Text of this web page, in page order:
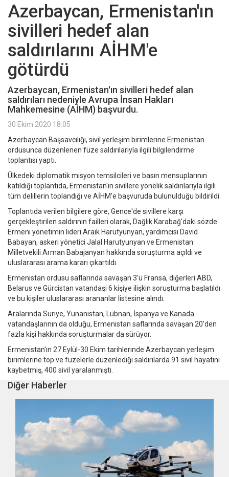
Azerbaycan, Ermenistan'ın
sivilleri hedef alan
saldırılarını AİHM'e
götürdü
Azerbaycan, Ermenistan'ın sivilleri hedef alan
saldırıları nedeniyle Avrupa İnsan Hakları
Mahkemesine (AİHM) başvurdu.
30 Ekim 2020 18:05
Azerbaycan Başsavcılığı, sivil yerleşim birimlerine Ermenistan
ordusunca düzenlenen füze saldırılarıyla ilgili bilgilendirme
toplantısı yaptı.
Ülkedeki diplomatik misyon temsilcileri ve basın mensuplarının
katıldığı toplantıda, Ermenistan'ın sivillere yönelik saldırılarıyla ilgili
tüm delillerin toplandığı ve AİHM'e başvuruda bulunulduğu bildirildi.
Toplantıda verilen bilgilere göre, Gence'de sivillere karşı
gerçekleştirilen saldırının failleri olarak, Dağlık Karabağ'daki sözde
Ermeni yönetimin lideri Araik Harutyunyan, yardımcısı David
Babayan, askeri yönetici Jalal Harutyunyan ve Ermenistan
Milletvekili Arman Babajanyan hakkında soruşturma açıldı ve
uluslararası arama kararı çıkartıldı.
Ermenistan ordusu saflarında savaşan 3'ü Fransa, diğerleri ABD,
Belarus ve Gürcistan vatandaşı 6 kişiye ilişkin soruşturma başlatıldı
ve bu kişiler uluslararası arananlar listesine alındı.
Aralarında Suriye, Yunanistan, Lübnan, İspanya ve Kanada
vatandaşlarının da olduğu, Ermenistan saflarında savaşan 20'den
fazla kişi hakkında soruşturmalar da sürüyor.
Ermenistan'ın 27 Eylül-30 Ekim tarihlerinde Azerbaycan yerleşim
birimlerine top ve füzelerle düzenlediği saldırılarda 91 sivil hayatını
kaybetmiş, 400 sivil yaralanmıştı.
Diğer Haberler